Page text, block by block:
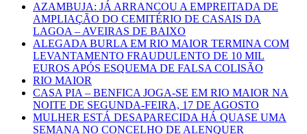
AZAMBUJA: JÁ ARRANCOU A EMPREITADA DE
AMPLIAÇÃO DO CEMITÉRIO DE CASAIS DA
LAGOA – AVEIRAS DE BAIXO
ALEGADA BURLA EM RIO MAIOR TERMINA COM
LEVANTAMENTO FRAUDULENTO DE 10 MIL
EUROS APÓS ESQUEMA DE FALSA COLISÃO
RIO MAIOR
CASA PIA – BENFICA JOGA-SE EM RIO MAIOR NA
NOITE DE SEGUNDA-FEIRA, 17 DE AGOSTO
MULHER ESTÁ DESAPARECIDA HÁ QUASE UMA
SEMANA NO CONCELHO DE ALENQUER